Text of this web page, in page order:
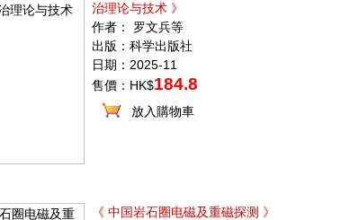
治理论与技术 》
作者： 罗文兵等
出版：科学出版社
日期：2025-11
售價：HK$184.8
放入購物車
《 中国岩石圈电磁及重磁探测 》